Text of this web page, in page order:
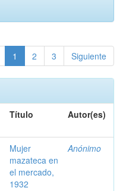
1 2 3 Siguiente
Título Autor(es)
Mujer
mazateca en
el mercado,
1932
Anónimo